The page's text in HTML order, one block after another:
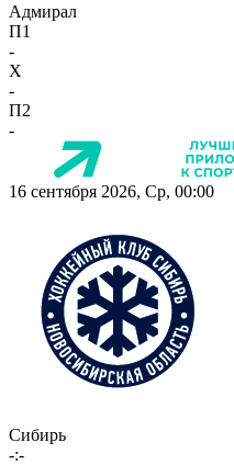
Адмирал
П1
-
X
-
П2
-
16 сентября 2026, Ср, 00:00
Сибирь
-:-